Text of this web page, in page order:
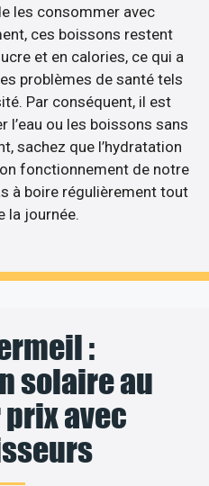
les consommer avec
ces boissons restent
et en calories, ce qui a
problèmes de santé tels
Par conséquent, il est
l’eau ou les boissons sans
sachez que l’hydratation
fonctionnement de notre
à boire régulièrement tout
la journée.
:
solaire au
avec